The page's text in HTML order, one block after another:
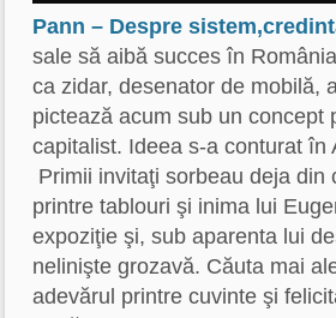
Pann – Despre
sale să aibă succes în
ca zidar, desenator de mobilă,
pictează acum sub un concept
capitalist. Ideea s-a conturat
Primii invitaţi sorbeau deja
printre tablouri şi inima lui
expoziţie şi, sub aparenta lui
nelinişte grozavă. Căuta mai
adevărul printre cuvinte şi